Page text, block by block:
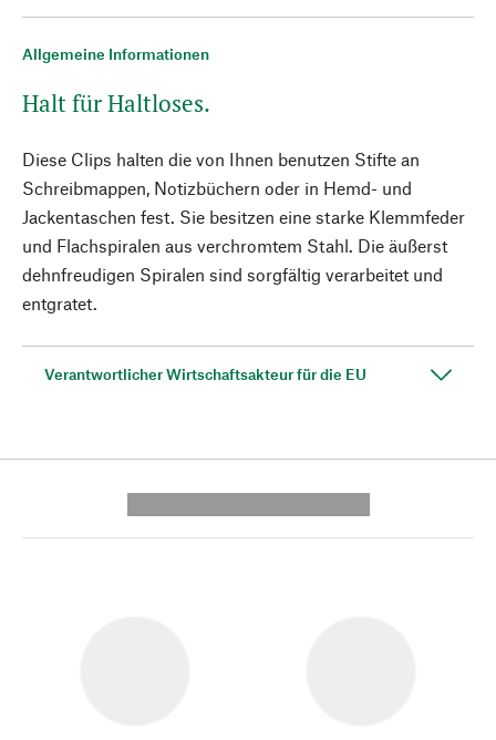
Allgemeine Informationen
Halt für Haltloses.
Diese Clips halten die von Ihnen benutzen Stifte an
Schreibmappen, Notizbüchern oder in Hemd- und
Jackentaschen fest. Sie besitzen eine starke Klemmfeder
und Flachspiralen aus verchromtem Stahl. Die äußerst
dehnfreudigen Spiralen sind sorgfältig verarbeitet und
entgratet.
Verantwortlicher Wirtschaftsakteur für die EU